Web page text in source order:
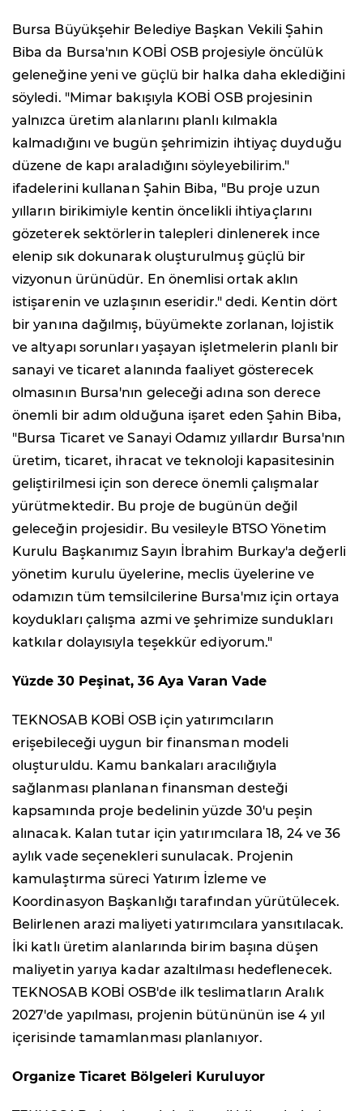
Bursa Büyükşehir Belediye Başkan Vekili Şahin
Biba da Bursa'nın KOBİ OSB projesiyle öncülük
geleneğine yeni ve güçlü bir halka daha eklediğini
söyledi. "Mimar bakışıyla KOBİ OSB projesinin
yalnızca üretim alanlarını planlı kılmakla
kalmadığını ve bugün şehrimizin ihtiyaç duyduğu
düzene de kapı araladığını söyleyebilirim."
ifadelerini kullanan Şahin Biba, "Bu proje uzun
yılların birikimiyle kentin öncelikli ihtiyaçlarını
gözeterek sektörlerin talepleri dinlenerek ince
elenip sık dokunarak oluşturulmuş güçlü bir
vizyonun ürünüdür. En önemlisi ortak aklın
istişarenin ve uzlaşının eseridir." dedi. Kentin dört
bir yanına dağılmış, büyümekte zorlanan, lojistik
ve altyapı sorunları yaşayan işletmelerin planlı bir
sanayi ve ticaret alanında faaliyet gösterecek
olmasının Bursa'nın geleceği adına son derece
önemli bir adım olduğuna işaret eden Şahin Biba,
"Bursa Ticaret ve Sanayi Odamız yıllardır Bursa'nın
üretim, ticaret, ihracat ve teknoloji kapasitesinin
geliştirilmesi için son derece önemli çalışmalar
yürütmektedir. Bu proje de bugünün değil
geleceğin projesidir. Bu vesileyle BTSO Yönetim
Kurulu Başkanımız Sayın İbrahim Burkay'a değerli
yönetim kurulu üyelerine, meclis üyelerine ve
odamızın tüm temsilcilerine Bursa'mız için ortaya
koydukları çalışma azmi ve şehrimize sundukları
katkılar dolayısıyla teşekkür ediyorum."
Yüzde 30 Peşinat, 36 Aya Varan Vade
TEKNOSAB KOBİ OSB için yatırımcıların
erişebileceği uygun bir finansman modeli
oluşturuldu. Kamu bankaları aracılığıyla
sağlanması planlanan finansman desteği
kapsamında proje bedelinin yüzde 30'u peşin
alınacak. Kalan tutar için yatırımcılara 18, 24 ve 36
aylık vade seçenekleri sunulacak. Projenin
kamulaştırma süreci Yatırım İzleme ve
Koordinasyon Başkanlığı tarafından yürütülecek.
Belirlenen arazi maliyeti yatırımcılara yansıtılacak.
İki katlı üretim alanlarında birim başına düşen
maliyetin yarıya kadar azaltılması hedeflenecek.
TEKNOSAB KOBİ OSB'de ilk teslimatların Aralık
2027'de yapılması, projenin bütününün ise 4 yıl
içerisinde tamamlanması planlanıyor.
Organize Ticaret Bölgeleri Kuruluyor